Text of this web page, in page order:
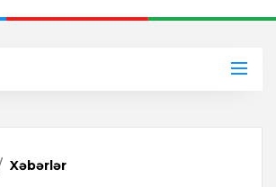
Xəbərlər